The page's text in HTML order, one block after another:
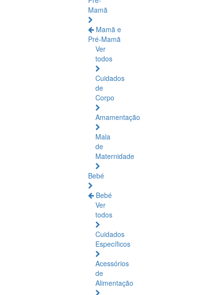
Mamã
Mamã e
Pré-Mamã
Ver
todos
Cuidados
de
Corpo
Amamentação
Mala
de
Maternidade
Bebé
Bebé
Ver
todos
Cuidados
Específicos
Acessórios
de
Alimentação